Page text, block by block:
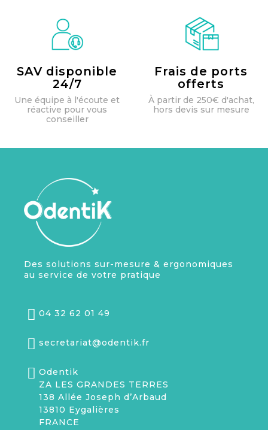
SAV disponible
24/7
Une équipe à l'écoute et
réactive pour vous
conseiller
Frais de ports
offerts
À partir de 250€ d'achat,
hors devis sur mesure
Des solutions sur-mesure & ergonomiques
au service de votre pratique
04 32 62 01 49
secretariat@odentik.fr
Odentik
ZA LES GRANDES TERRES
138 Allée Joseph d’Arbaud
13810 Eygalières
FRANCE